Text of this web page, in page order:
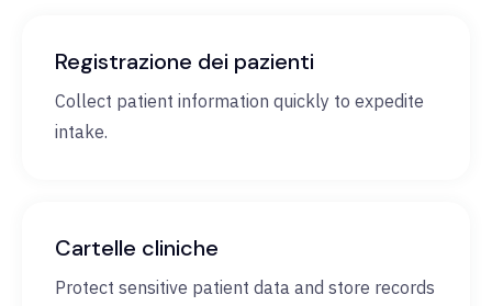
Registrazione dei pazienti
Collect patient information quickly to expedite
intake.
Cartelle cliniche
Protect sensitive patient data and store records